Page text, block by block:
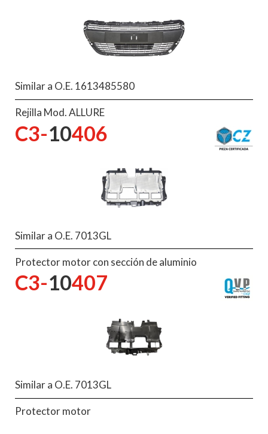
Similar a O.E. 1613485580
Rejilla Mod. ALLURE
C3-10406
Similar a O.E. 7013GL
Protector motor con sección de aluminio
C3-10407
Similar a O.E. 7013GL
Protector motor